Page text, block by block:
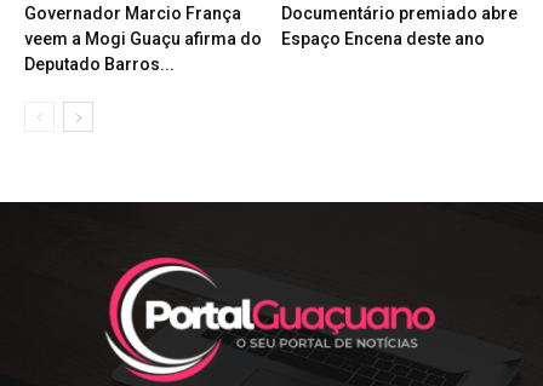
Governador Marcio França
veem a Mogi Guaçu afirma do
Deputado Barros...
Documentário premiado abre
Espaço Encena deste ano